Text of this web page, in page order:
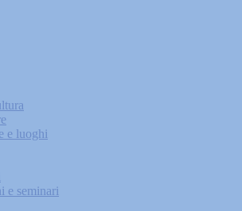
e luoghi
e seminari